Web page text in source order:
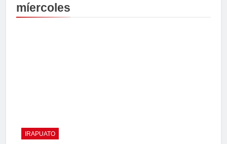
míercoles
IRAPUATO